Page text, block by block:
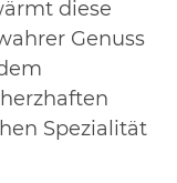
diese
Genuss
Spezialität